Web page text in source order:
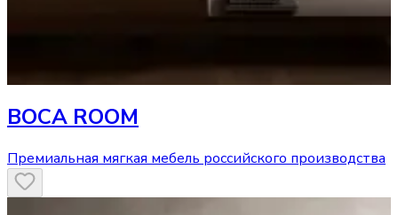
BOCA ROOM
Премиальная мягкая мебель российского производства